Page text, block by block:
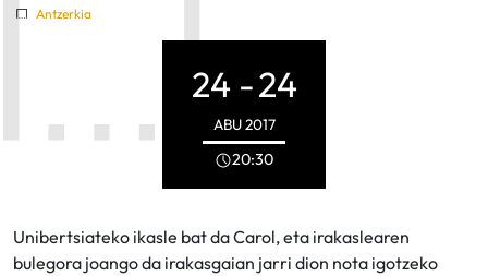
Antzerkia
24 -24
ABU2017
20:30
Unibertsiateko ikasle bat da Carol, eta irakaslearen
bulegora joango da irakasgaian jarri dion nota igotzeko